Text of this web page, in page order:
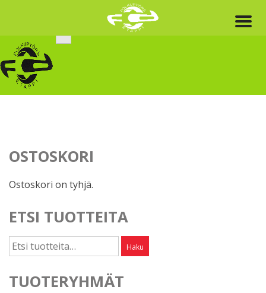
content
OSTOSKORI
Ostoskori on tyhjä.
ETSI TUOTTEITA
Etsi: Haku
TUOTERYHMÄT